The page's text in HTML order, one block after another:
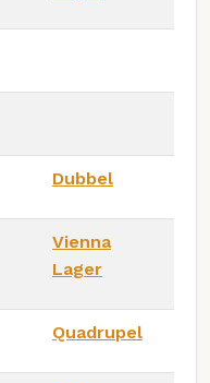
Dubbel
Vienna
Lager
Quadrupel